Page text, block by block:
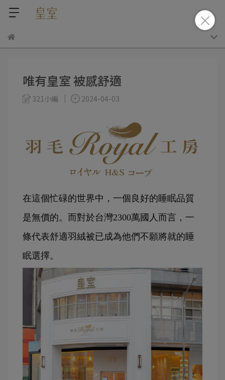
唯有皇室 被感舒適
321小編 2024-04-03
在這個忙碌的世界中，一個良好的睡眠品質
是無價的。而對於台灣2300萬國人而言，一
條代表舒適羽絨被已成為他們不願將就的睡
眠選擇。